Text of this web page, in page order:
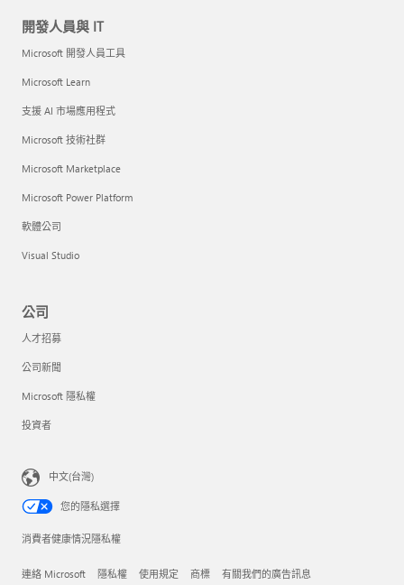
開發人員與 IT
Microsoft 開發人員工具
Microsoft Learn
支援 AI 市場應用程式
Microsoft 技術社群
Microsoft Marketplace
Microsoft Power Platform
軟體公司
Visual Studio
公司
人才招募
公司新聞
Microsoft 隱私權
投資者
中文(台灣)
您的隱私選擇
消費者健康情況隱私權
連絡 Microsoft 隱私權 使用規定 商標 有關我們的廣告訊息